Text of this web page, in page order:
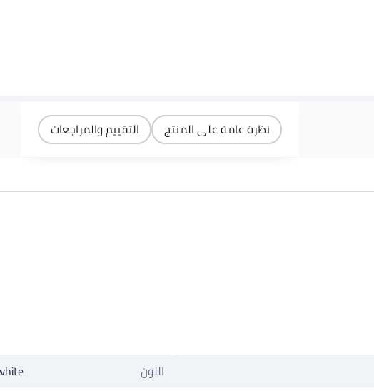
نظرة عامة على المنتج التقييم والمراجعات
اللون